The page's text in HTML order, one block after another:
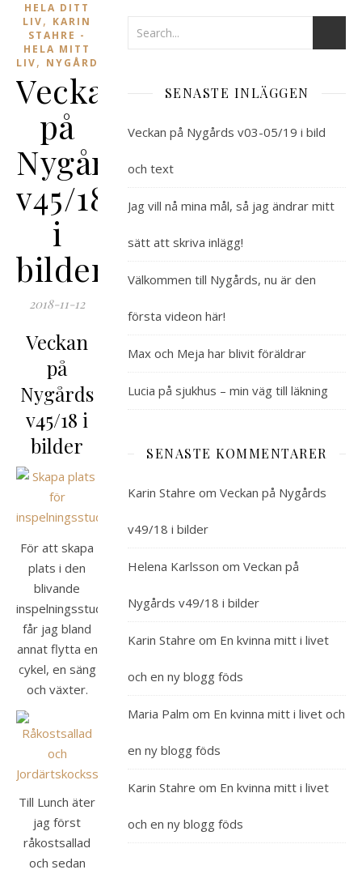
HELA DITT
LIV, KARIN
STAHRE -
HELA MITT
LIV, NYGÅRDS
Veckan
på
Nygårds
v45/18
i
bilder
2018-11-12
Veckan
på
Nygårds
v45/18 i
bilder
För att skapa
plats i den
blivande
inspelningsstudion
får jag bland
annat flytta en
cykel, en säng
och växter.
Till Lunch äter
jag först
råkostsallad
och sedan
SENASTE INLÄGGEN
Veckan på Nygårds v03-05/19 i bild
och text
Jag vill nå mina mål, så jag ändrar mitt
sätt att skriva inlägg!
Välkommen till Nygårds, nu är den
första videon här!
Max och Meja har blivit föräldrar
Lucia på sjukhus – min väg till läkning
SENASTE KOMMENTARER
Karin Stahre om Veckan på Nygårds
v49/18 i bilder
Helena Karlsson om Veckan på
Nygårds v49/18 i bilder
Karin Stahre om En kvinna mitt i livet
och en ny blogg föds
Maria Palm om En kvinna mitt i livet och
en ny blogg föds
Karin Stahre om En kvinna mitt i livet
och en ny blogg föds